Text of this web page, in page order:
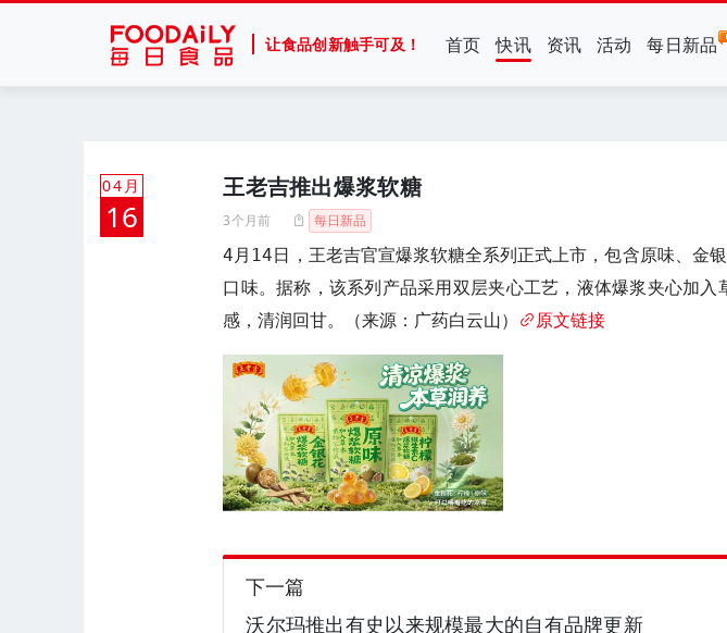
让食品创新触手可及！ 首页 快讯 资讯 活动 每日新品
04月
16
王老吉推出爆浆软糖
3个月前 每日新品
4月14日，王老吉官宣爆浆软糖全系列正式上市，包含原味、金
口味。据称，该系列产品采用双层夹心工艺，液体爆浆夹心加入
感，清润回甘。（来源：广药白云山）
原文链接
下一篇
沃尔玛推出有史以来规模最大的自有品牌更新